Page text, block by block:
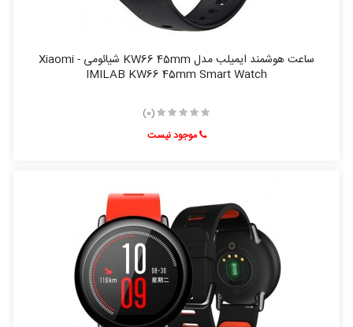
ساعت هوشمند ایمیلب مدل KW66 45mm شیائومی - Xiaomi
IMILAB KW66 45mm Smart Watch
(0)
موجود نیست